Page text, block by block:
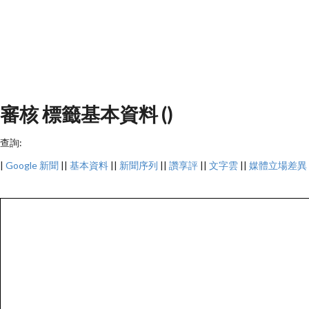
審核 標籤基本資料 ()
查詢:
| Google 新聞 || 基本資料 || 新聞序列 || 讚享評 || 文字雲 || 媒體立場差異